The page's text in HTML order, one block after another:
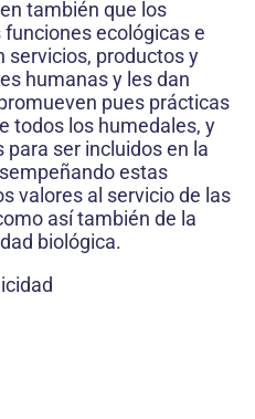
también que los
ecológicas e
servicios, productos y
humanas y les dan
pues prácticas
todos los humedales, y
ser incluidos en la
estas
valores al servicio de las
así también de la
biológica.